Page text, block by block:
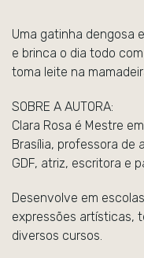
Uma gatinha dengosa
e brinca o dia todo
toma leite na
SOBRE A AUTORA:
Clara Rosa é Mestre
Brasília, professora de
GDF, atriz, escritora e
Desenvolve em
expressões artísticas,
diversos cursos.